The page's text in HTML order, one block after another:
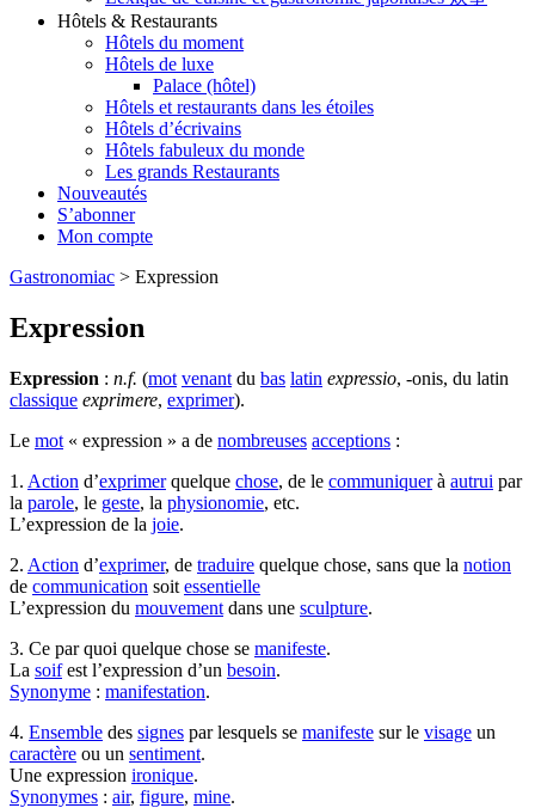
Hôtels & Restaurants
Hôtels du moment
Hôtels de luxe
Palace (hôtel)
Hôtels et restaurants dans les étoiles
Hôtels d’écrivains
Hôtels fabuleux du monde
Les grands Restaurants
Nouveautés
S’abonner
Mon compte
Gastronomiac > Expression
Expression
Expression : n.f. (mot venant du bas latin expressio, -onis, du latin
classique exprimere, exprimer).
Le mot « expression » a de nombreuses acceptions :
1. Action d’exprimerquelque chose, de le communiquerà autrui par
la parole, le geste, la physionomie, etc.
L’expression de la joie.
2. Action d’exprimer, de traduire quelque chose, sans que la notion
de communication soit essentielle
L’expression du mouvement dans une sculpture.
3. Ce par quoi quelque chose se manifeste.
La soifest l’expression d’un besoin.
Synonyme : manifestation.
4. Ensemble des signes par lesquels se manifeste sur le visage un
caractère ou un sentiment.
Une expression ironique.
Synonymes : air, figure, mine.